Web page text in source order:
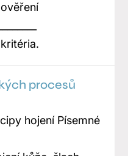
procesů
hojení Písemné